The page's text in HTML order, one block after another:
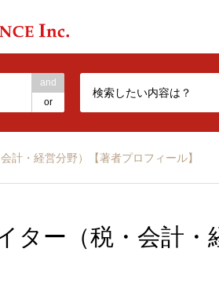
and
or
検索したい内容は？
計・経営分野）【著者プロフィール】
ター（税・会計・